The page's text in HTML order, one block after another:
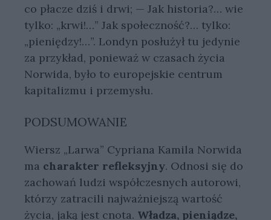
co płacze dziś i drwi; — Jak historia?… wie
tylko: „krwi!…” Jak społeczność?… tylko:
„pieniędzy!…”. Londyn posłużył tu jedynie
za przykład, ponieważ w czasach życia
Norwida, było to europejskie centrum
kapitalizmu i przemysłu.
PODSUMOWANIE
Wiersz „Larwa” Cypriana Kamila Norwida
ma charakter refleksyjny. Odnosi się do
zachowań ludzi współczesnych autorowi,
którzy zatracili najważniejszą wartość
życia, jaką jest cnota. Władza, pieniądze,